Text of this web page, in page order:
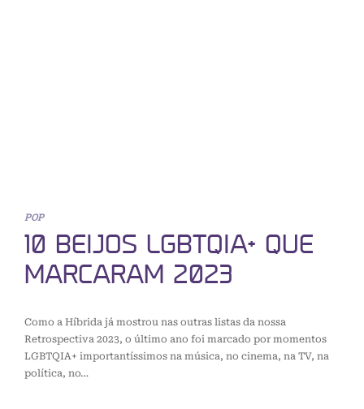
POP
10 BEIJOS LGBTQIA+ QUE
MARCARAM 2023
Como a Híbrida já mostrou nas outras listas da nossa
Retrospectiva 2023, o último ano foi marcado por momentos
LGBTQIA+ importantíssimos na música, no cinema, na TV, na
política, no…